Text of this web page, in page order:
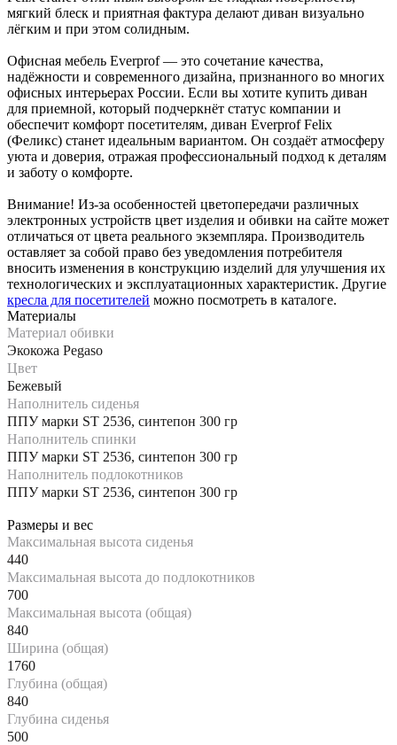
мягкий блеск и приятная фактура делают диван визуально
лёгким и при этом солидным.
Офисная мебель Everprof — это сочетание качества,
надёжности и современного дизайна, признанного во многих
офисных интерьерах России. Если вы хотите купить диван
для приемной, который подчеркнёт статус компании и
обеспечит комфорт посетителям, диван Everprof Felix
(Феликс) станет идеальным вариантом. Он создаёт атмосферу
уюта и доверия, отражая профессиональный подход к деталям
и заботу о комфорте.
Внимание! Из-за особенностей цветопередачи различных
электронных устройств цвет изделия и обивки на сайте может
отличаться от цвета реального экземпляра. Производитель
оставляет за собой право без уведомления потребителя
вносить изменения в конструкцию изделий для улучшения их
технологических и эксплуатационных характеристик. Другие
кресла для посетителей можно посмотреть в каталоге.
Материалы
Материал обивки
Экокожа Pegaso
Цвет
Бежевый
Наполнитель сиденья
ППУ марки ST 2536, синтепон 300 гр
Наполнитель спинки
ППУ марки ST 2536, синтепон 300 гр
Наполнитель подлокотников
ППУ марки ST 2536, синтепон 300 гр
Размеры и вес
Максимальная высота сиденья
440
Максимальная высота до подлокотников
700
Максимальная высота (общая)
840
Ширина (общая)
1760
Глубина (общая)
840
Глубина сиденья
500